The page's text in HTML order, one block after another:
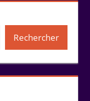
Rechercher